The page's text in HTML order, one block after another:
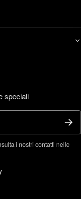
speciali
i nostri contatti nelle